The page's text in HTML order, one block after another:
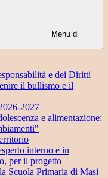
Menu di
e dei Diritti
il bullismo e il
2027
e alimentazione:
interno e in
per il progetto
Scuola Primaria di Masi